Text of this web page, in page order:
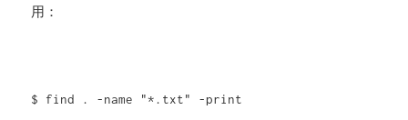
用：
$ find . -name "*.txt" -print